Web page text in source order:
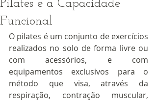
Pilates e a Capacidade
Funcional
O pilates é um conjunto de exercícios
realizados no solo de forma livre ou
com acessórios, e com
equipamentos exclusivos para o
método que visa, através da
respiração, contração muscular,